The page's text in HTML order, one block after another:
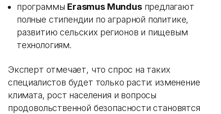
программы Erasmus Mundusпредлагают
полные стипендии по аграрной политике,
развитию сельских регионов и пищевым
технологиям.
Эксперт отмечает, что спрос на таких
специалистов будет только расти: изменение
климата, рост населения и вопросы
продовольственной безопасности становятся